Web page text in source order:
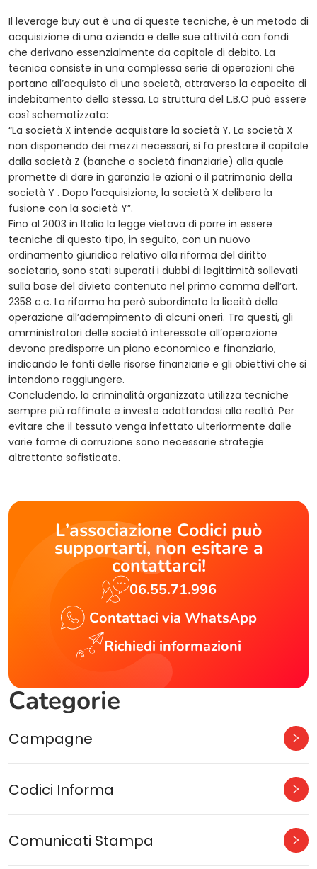
Il leverage buy out è una di queste tecniche, è un metodo di
acquisizione di una azienda e delle sue attività con fondi
che derivano essenzialmente da capitale di debito. La
tecnica consiste in una complessa serie di operazioni che
portano all’acquisto di una società, attraverso la capacita di
indebitamento della stessa. La struttura del L.B.O può essere
così schematizzata:
“La società X intende acquistare la società Y. La società X
non disponendo dei mezzi necessari, si fa prestare il capitale
dalla società Z (banche o società finanziarie) alla quale
promette di dare in garanzia le azioni o il patrimonio della
società Y . Dopo l’acquisizione, la società X delibera la
fusione con la società Y”.
Fino al 2003 in Italia la legge vietava di porre in essere
tecniche di questo tipo, in seguito, con un nuovo
ordinamento giuridico relativo alla riforma del diritto
societario, sono stati superati i dubbi di legittimità sollevati
sulla base del divieto contenuto nel primo comma dell’art.
2358 c.c. La riforma ha però subordinato la liceità della
operazione all’adempimento di alcuni oneri. Tra questi, gli
amministratori delle società interessate all’operazione
devono predisporre un piano economico e finanziario,
indicando le fonti delle risorse finanziarie e gli obiettivi che si
intendono raggiungere.
Concludendo, la criminalità organizzata utilizza tecniche
sempre più raffinate e investe adattandosi alla realtà. Per
evitare che il tessuto venga infettato ulteriormente dalle
varie forme di corruzione sono necessarie strategie
altrettanto sofisticate.
L’associazione Codici può
supportarti, non esitare a
contattarci!
06.55.71.996
Contattaci via WhatsApp
Richiedi informazioni
Categorie
Campagne
Codici Informa
Comunicati Stampa